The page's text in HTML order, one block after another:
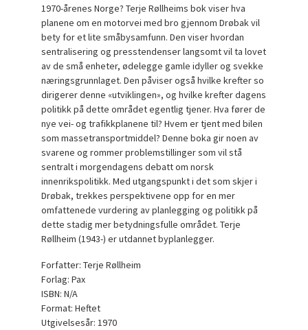
1970-årenes Norge? Terje Røllheims bok viser hva
planene om en motorvei med bro gjennom Drøbak vil
bety for et lite småbysamfunn. Den viser hvordan
sentralisering og presstendenser langsomt vil ta lovet
av de små enheter, ødelegge gamle idyller og svekke
næringsgrunnlaget. Den påviser også hvilke krefter so
dirigerer denne «utviklingen», og hvilke krefter dagens
politikk på dette området egentlig tjener. Hva fører de
nye vei- og trafikkplanene til? Hvem er tjent med bilen
som massetransportmiddel? Denne boka gir noen av
svarene og rommer problemstillinger som vil stå
sentralt i morgendagens debatt om norsk
innenrikspolitikk. Med utgangspunkt i det som skjer i
Drøbak, trekkes perspektivene opp for en mer
omfattenede vurdering av planlegging og politikk på
dette stadig mer betydningsfulle området. Terje
Røllheim (1943-) er utdannet byplanlegger.
Forfatter: Terje Røllheim
Forlag: Pax
ISBN: N/A
Format: Heftet
Utgivelsesår: 1970